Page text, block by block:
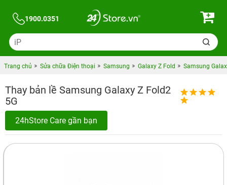
1900.0351
Trang chủ Sửa chữa Điện thoại Samsung Galaxy Z Fold Samsung
Thay bản lề Samsung Galaxy Z Fold2
5G
24hStore Care gần bạn